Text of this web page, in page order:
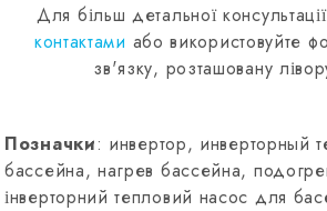
Для більш детальної консультації
контактами або використовуйте
зв'язку, розташовану
Позначки: инвертор, инверторный
бассейна, нагрев бассейна,
інверторний тепловий насос для